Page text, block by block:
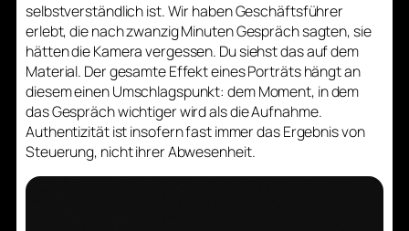
selbstverständlich ist. Wir haben Geschäftsführer
erlebt, die nach zwanzig Minuten Gespräch sagten, sie
hätten die Kamera vergessen. Du siehst das auf dem
Material. Der gesamte Effekt eines Porträts hängt an
diesem einen Umschlagspunkt: dem Moment, in dem
das Gespräch wichtiger wird als die Aufnahme.
Authentizität ist insofern fast immer das Ergebnis von
Steuerung, nicht ihrer Abwesenheit.